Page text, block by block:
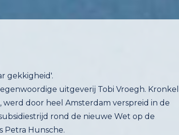
gekkigheid'.
uitgeverij Tobi Vroegh. Kronkel
door heel Amsterdam verspreid in de
rond de nieuwe Wet op de
Petra Hunsche.